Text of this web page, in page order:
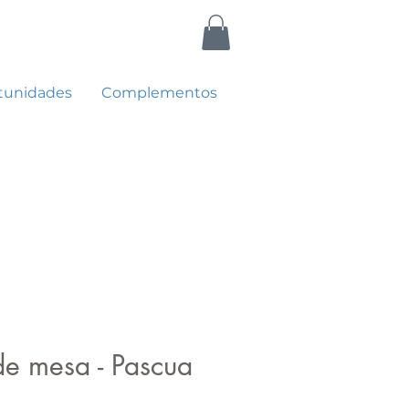
Complementos
mesa - Pascua